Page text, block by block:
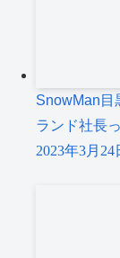
SnowMan目
ランド社長
2023年3月24